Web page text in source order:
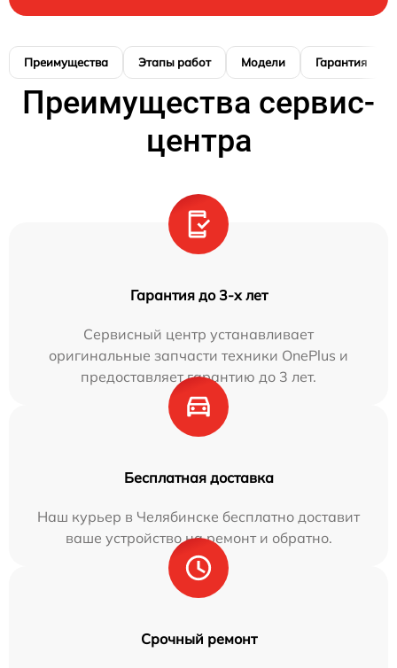
Преимущества Этапы работ Модели Гарантия
Преимущества сервис-
центра
Гарантия до 3-х лет
Сервисный центр устанавливает
оригинальные запчасти техники OnePlus и
предоставляет гарантию до 3 лет.
Бесплатная доставка
Наш курьер в Челябинске бесплатно доставит
ваше устройство на ремонт и обратно.
Срочный ремонт